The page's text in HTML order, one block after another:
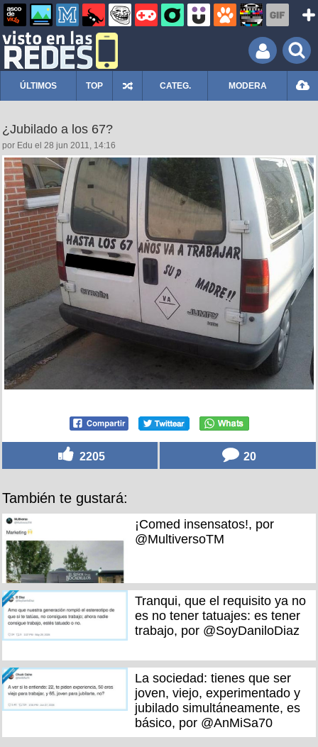
ÚLTIMOS TOP CATEG. MODERA
¿Jubilado a los 67?
por Edu el 28 jun 2011, 14:16
2205 20
También te gustará:
¡Comed insensatos!, por
@MultiversoTM
Tranqui, que el requisito ya no
es no tener tatuajes: es tener
trabajo, por @SoyDaniloDiaz
La sociedad: tienes que ser
joven, viejo, experimentado y
jubilado simultáneamente, es
básico, por @AnMiSa70